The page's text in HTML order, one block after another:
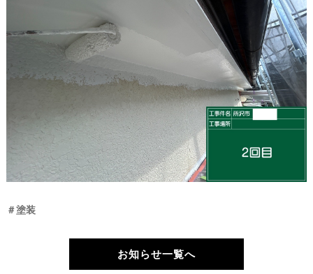
＃塗装
お知らせ一覧へ